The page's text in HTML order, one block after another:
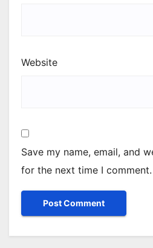
Website
Save my name, email, and
for the next time I comment.